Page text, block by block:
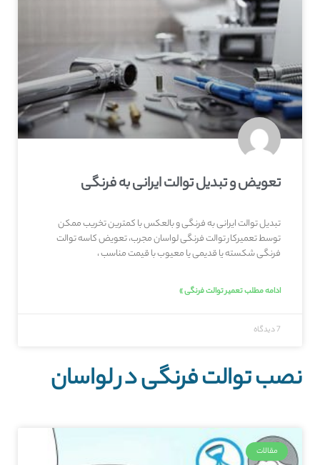
تعویض و تبدیل توالت ایرانی به فرنگی
تبدیل توالت ایرانی به فرنگی و بالعکس با کمترین تخریب ممکن
توسط تعمیرکار توالت فرنگی لواسان مجرب، تعویض کاسه توالت
فرنگی شکسته یا قدیمی یا معیوب با قیمت مناسب ،
ادامه مطلب تعمیر توالت فرنگی »
7 دیدگاه
نصب توالت فرنگی در لواسان
مقالات